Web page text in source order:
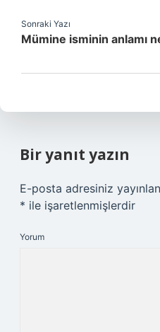
Sonraki Yazı
Mümine isminin anlamı
Bir yanıt yazın
E-posta adresiniz
* ile işaretlenmişlerdir
Yorum